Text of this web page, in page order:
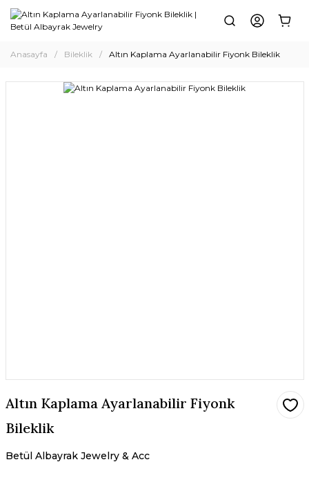
Anasayfa Bileklik Altın Kaplama Ayarlanabilir Fiyonk Bileklik
Altın Kaplama Ayarlanabilir Fiyonk
Bileklik
Betül Albayrak Jewelry & Acc